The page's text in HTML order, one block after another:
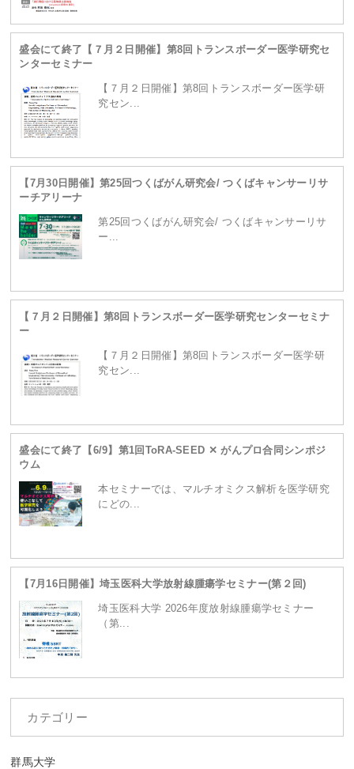
盛会にて終了【７月２日開催】第8回トランスボーダー医学研究セ
ンターセミナー
【７月２日開催】第8回トランスボーダー医学研
究セン...
【7月30日開催】第25回つくばがん研究会/ つくばキャンサーリサ
ーチアリーナ
第25回つくばがん研究会/ つくばキャンサーリサ
ー...
【７月２日開催】第8回トランスボーダー医学研究センターセミナ
ー
【７月２日開催】第8回トランスボーダー医学研
究セン...
盛会にて終了【6/9】第1回ToRA-SEED ✕ がんプロ合同シンポジ
ウム
本セミナーでは、マルチオミクス解析を医学研究
にどの...
【7月16日開催】埼玉医科大学放射線腫瘍学セミナー(第２回)
埼玉医科大学 2026年度放射線腫瘍学セミナー
（第...
カテゴリー
群馬大学